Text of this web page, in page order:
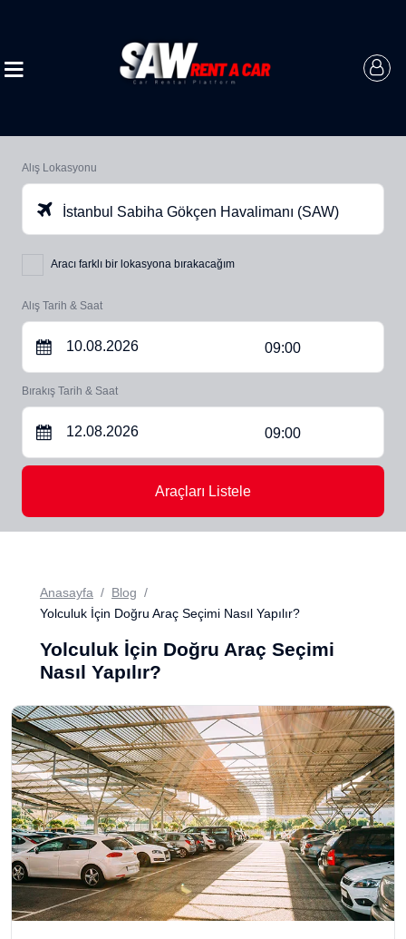
Alış Lokasyonu
İstanbul Sabiha Gökçen Havalimanı (SAW)
Aracı farklı bir lokasyona bırakacağım
Alış Tarih & Saat
09:00
Bırakış Tarih & Saat
09:00
Araçları Listele
Anasayfa
Blog
Yolculuk İçin Doğru Araç Seçimi Nasıl Yapılır?
Yolculuk İçin Doğru Araç Seçimi
Nasıl Yapılır?